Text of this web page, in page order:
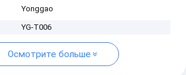
Yonggao
YG-T006
Осмотрите больше